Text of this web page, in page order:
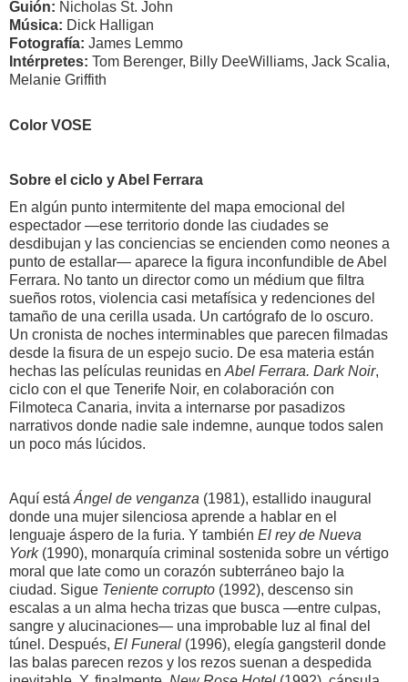
Guión: Nicholas St. John
Música: Dick Halligan
Fotografía: James Lemmo
Intérpretes: Tom Berenger, Billy DeeWilliams, Jack Scalia,
Melanie Griffith
Color VOSE
Sobre el ciclo y Abel Ferrara
En algún punto intermitente del mapa emocional del
espectador —ese territorio donde las ciudades se
desdibujan y las conciencias se encienden como neones a
punto de estallar— aparece la figura inconfundible de Abel
Ferrara. No tanto un director como un médium que filtra
sueños rotos, violencia casi metafísica y redenciones del
tamaño de una cerilla usada. Un cartógrafo de lo oscuro.
Un cronista de noches interminables que parecen filmadas
desde la fisura de un espejo sucio. De esa materia están
hechas las películas reunidas en Abel Ferrara. Dark Noir,
ciclo con el que Tenerife Noir, en colaboración con
Filmoteca Canaria, invita a internarse por pasadizos
narrativos donde nadie sale indemne, aunque todos salen
un poco más lúcidos.
Aquí está Ángel de venganza (1981), estallido inaugural
donde una mujer silenciosa aprende a hablar en el
lenguaje áspero de la furia. Y también El rey de Nueva
York (1990), monarquía criminal sostenida sobre un vértigo
moral que late como un corazón subterráneo bajo la
ciudad. Sigue Teniente corrupto (1992), descenso sin
escalas a un alma hecha trizas que busca —entre culpas,
sangre y alucinaciones— una improbable luz al final del
túnel. Después, El Funeral (1996), elegía gangsteril donde
las balas parecen rezos y los rezos suenan a despedida